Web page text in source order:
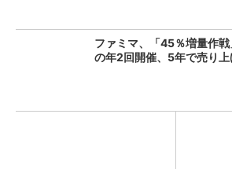
ファミマ、「45％増量作
の年2回開催、5年で売り